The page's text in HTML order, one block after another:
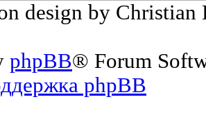
design by
phpBB® Forum
phpBB